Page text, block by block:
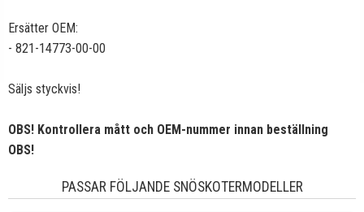
Ersätter OEM:
- 821-14773-00-00
Säljs styckvis!
OBS! Kontrollera mått och OEM-nummer innan beställning
OBS!
PASSAR FÖLJANDE SNÖSKOTERMODELLER